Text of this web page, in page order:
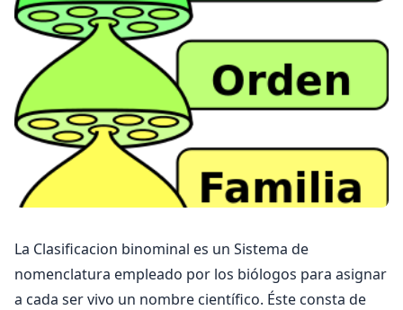
La Clasificacion binominal es un Sistema de
nomenclatura empleado por los biólogos para asignar
a cada ser vivo un nombre científico. Éste consta de